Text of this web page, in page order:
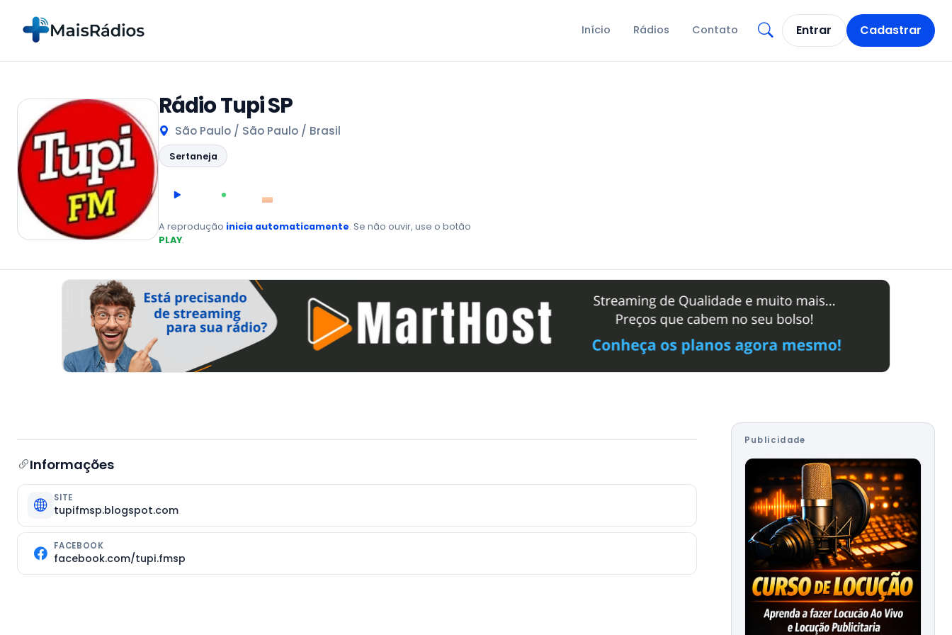
Início Rádios Contato Abrir busca
Entrar Cadastrar
Rádio Tupi SP
São Paulo / São Paulo / Brasil
Sertaneja
AO VIVO
A reprodução inicia automaticamente. Se não ouvir, use o botão
PLAY.
Informações
SITE
tupifmsp.blogspot.com
FACEBOOK
facebook.com/tupi.fmsp
Publicidade